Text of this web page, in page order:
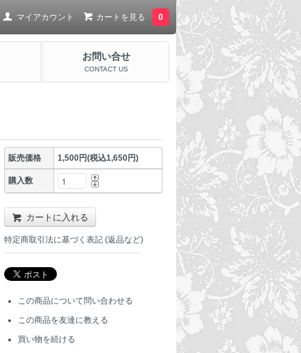
マイアカウント カートを見る 0
お問い合せ
CONTACT US
販売価格 1,500円(税込1,650円)
購入数
カートに入れる
特定商取引法に基づく表記 (返品など)
この商品について問い合わせる
この商品を友達に教える
買い物を続ける